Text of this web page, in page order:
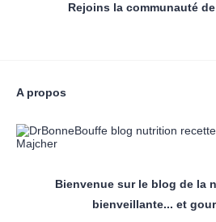
Rejoins la communauté
A propos
Bienvenue sur le blog de la
bienveillante... et